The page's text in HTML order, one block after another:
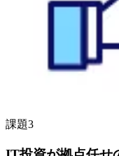
課題3